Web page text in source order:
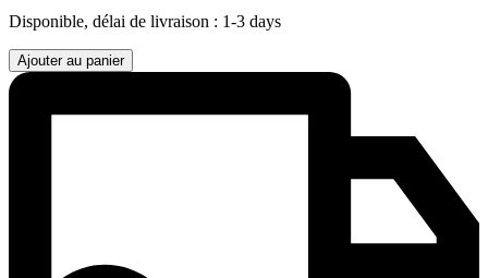
Disponible, délai de livraison : 1-3 days
Ajouter au panier